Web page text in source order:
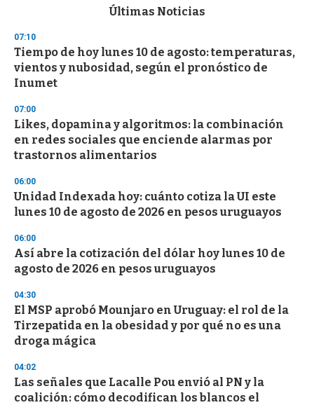
d
s
o
f
3
s
e
c
o
n
Últimas Noticias
07:10
Tiempo de hoy lunes 10 de agosto: temperaturas,
vientos y nubosidad, según el pronóstico de
Inumet
07:00
Likes, dopamina y algoritmos: la combinación
en redes sociales que enciende alarmas por
trastornos alimentarios
06:00
Unidad Indexada hoy: cuánto cotiza la UI este
lunes 10 de agosto de 2026 en pesos uruguayos
06:00
Así abre la cotización del dólar hoy lunes 10 de
agosto de 2026 en pesos uruguayos
04:30
El MSP aprobó Mounjaro en Uruguay: el rol de la
Tirzepatida en la obesidad y por qué no es una
droga mágica
04:02
Las señales que Lacalle Pou envió al PN y la
coalición: cómo decodifican los blancos el